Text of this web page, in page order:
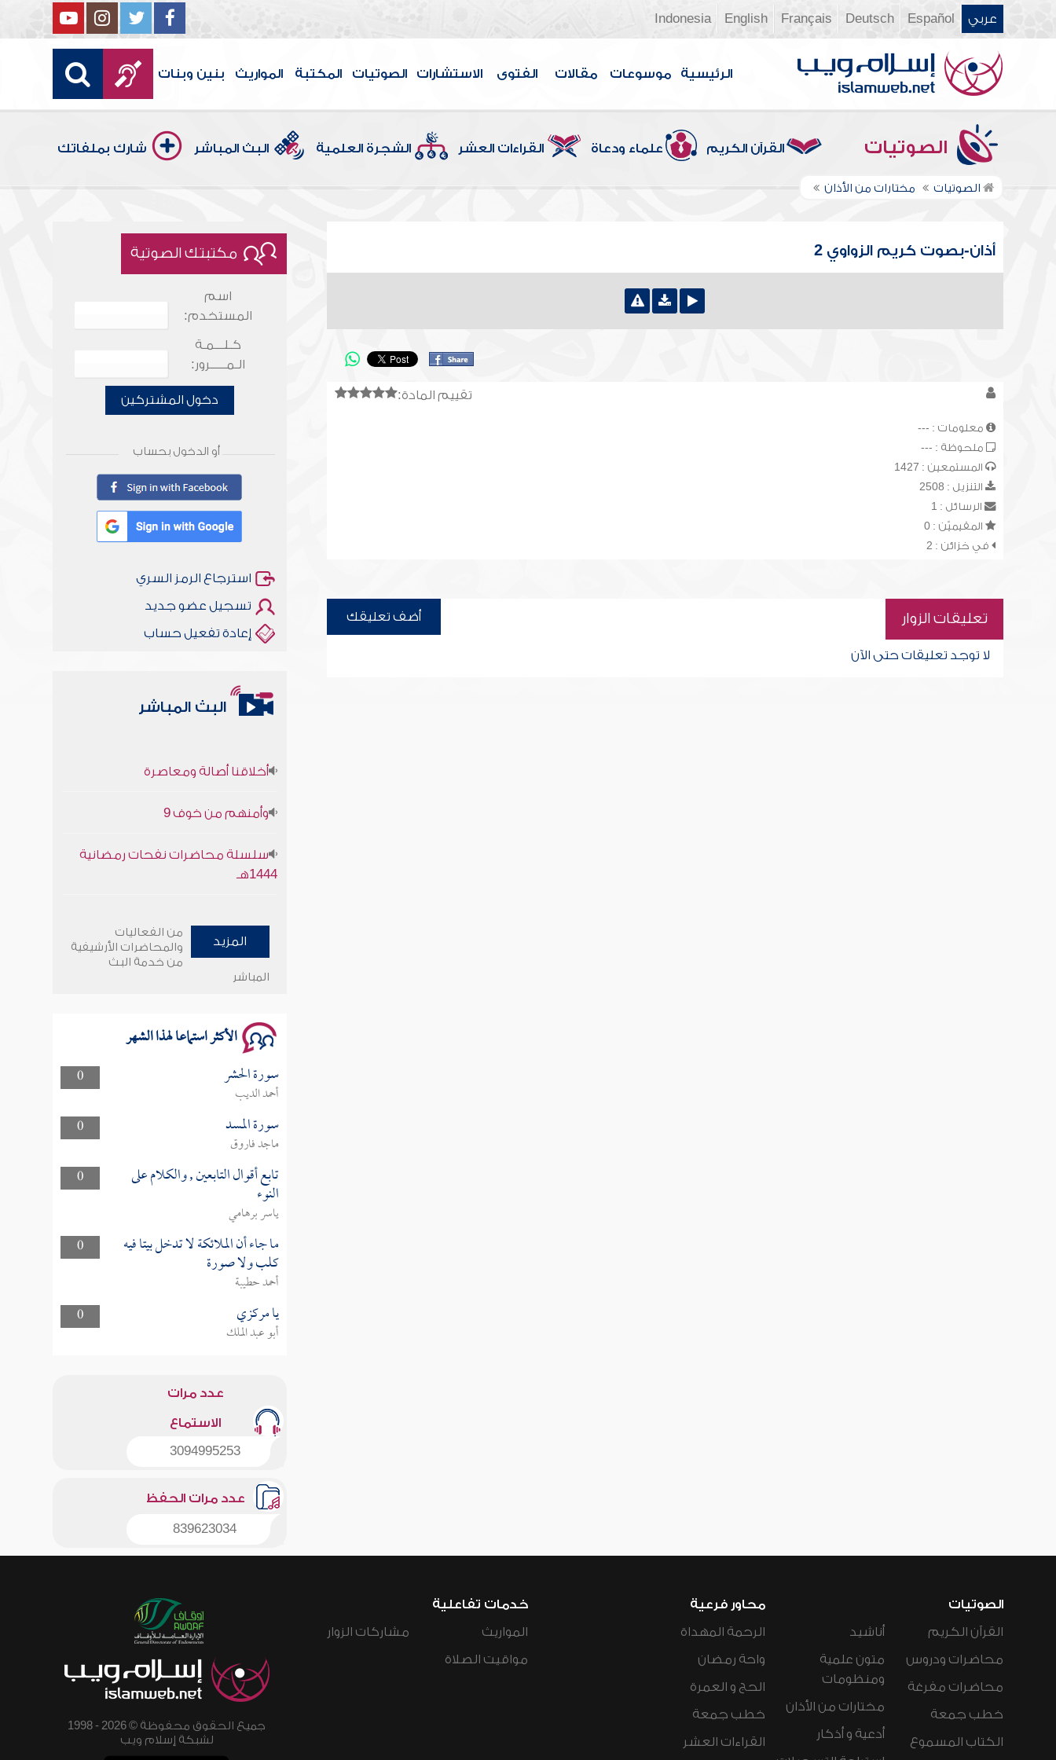
عربي Español
Deutsch
Français
English
Indonesia
الرئيسية موسوعات مقالات الفتوى الاستشارات الصوتيات المكتبة المواريث بنين وبنات
الصوتيات القرآن الكريم علماء ودعاة القراءات العشر الشجرة العلمية البث المباشر شارك بملفاتك
الصوتيات مختارات من الأذان
أذان-بصوت كريم الزواوي 2
تقييم المادة:
معلومات : ---
ملحوظة : ---
المستمعين : 1427
التنزيل : 2508
الرسائل : 1
المقيميّن : 0
في خزائن : 2
تعليقات الزوار أضف تعليقك
لا توجد تعليقات حتى الآن
مكتبتك الصوتية
اسم
المستخدم:
كـلـــمـة
الـمـــــرور:
دخول المشتركين
أو الدخول بحساب
استرجاع الرمز السري
تسجيل عضو جديد
إعادة تفعيل حساب
البث المباشر
1444هـ
وأمنهم من خوف 9
المزيد
من الفعاليات
والمحاضرات الأرشيفية
من خدمة البث
المباشر
الأكثر استماعا لهذا الشهر
0 سورة الحشر
أحمد الديب
0
سورة المسد
ماجد فاروق
0
تابع أقوال التابعين , والكلام على
النوء
ياسر برهامي
0
ما جاء أن الملائكة لا تدخل بيتا فيه
كلب ولا صورة
أحمد حطيبة
0
يا مركزي
أبو عبد الملك
عدد مرات
الاستماع
3094995253
عدد مرات الحفظ
839623034
الصوتيات
القرآن الكريم
محاضرات ودروس
محاضرات مفرغة
خطب جمعة
الكتاب المسموع
أناشيد
متون علمية
ومنظومات
مختارات من الأذان
أدعية و أذكار
محاور فرعية
الرحمة المهداة
واحة رمضان
الحج و العمرة
خطب جمعة
القراءات العشر
خدمات تفاعلية
المواريث
مواقيت الصلاة
مشاركات الزوار
جميع الحقوق محفوظة © 2026 - 1998
لشبكة إسلام ويب